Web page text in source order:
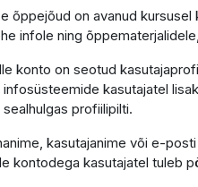
õppejõud on avanud
infole ning
konto on seotud
kasutajatel
profiilipilti.
kasutajanime või e-
kontodega kasutajatel tuleb